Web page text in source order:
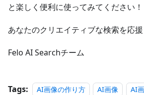
と楽しく便利に使ってみてください！
あなたのクリエイティブな検索を応
Felo AI Searchチーム
Tags: AI画像の作り方 AI画像
AI